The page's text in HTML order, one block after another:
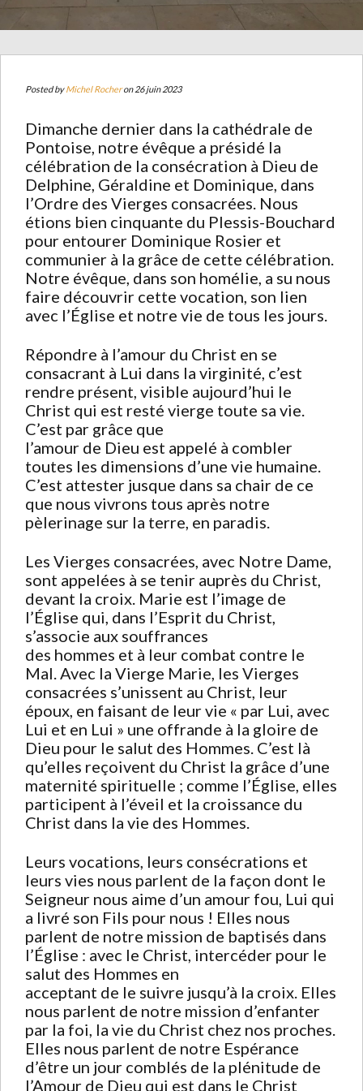
Posted byMichel Rocheron 26 juin 2023
Dimanche dernier dans la cathédrale de
Pontoise, notre évêque a présidé la
célébration de la consécration à Dieu de
Delphine, Géraldine et Dominique, dans
l’Ordre des Vierges consacrées. Nous
étions bien cinquante du Plessis-Bouchard
pour entourer Dominique Rosier et
communier à la grâce de cette célébration.
Notre évêque, dans son homélie, a su nous
faire découvrir cette vocation, son lien
avec l’Église et notre vie de tous les jours.
Répondre à l’amour du Christ en se
consacrant à Lui dans la virginité, c’est
rendre présent, visible aujourd’hui le
Christ qui est resté vierge toute sa vie.
C’est par grâce que
l’amour de Dieu est appelé à combler
toutes les dimensions d’une vie humaine.
C’est attester jusque dans sa chair de ce
que nous vivrons tous après notre
pèlerinage sur la terre, en paradis.
Les Vierges consacrées, avec Notre Dame,
sont appelées à se tenir auprès du Christ,
devant la croix. Marie est l’image de
l’Église qui, dans l’Esprit du Christ,
s’associe aux souffrances
des hommes et à leur combat contre le
Mal. Avec la Vierge Marie, les Vierges
consacrées s’unissent au Christ, leur
époux, en faisant de leur vie « par Lui, avec
Lui et en Lui » une offrande à la gloire de
Dieu pour le salut des Hommes. C’est là
qu’elles reçoivent du Christ la grâce d’une
maternité spirituelle ; comme l’Église, elles
participent à l’éveil et la croissance du
Christ dans la vie des Hommes.
Leurs vocations, leurs consécrations et
leurs vies nous parlent de la façon dont le
Seigneur nous aime d’un amour fou, Lui qui
a livré son Fils pour nous ! Elles nous
parlent de notre mission de baptisés dans
l’Église : avec le Christ, intercéder pour le
salut des Hommes en
acceptant de le suivre jusqu’à la croix. Elles
nous parlent de notre mission d’enfanter
par la foi, la vie du Christ chez nos proches.
Elles nous parlent de notre Espérance
d’être un jour comblés de la plénitude de
l’Amour de Dieu qui est dans le Christ